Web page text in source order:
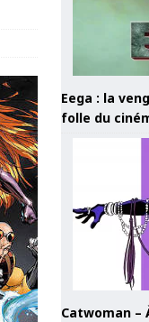
Eega : la
folle du
Catwoman –